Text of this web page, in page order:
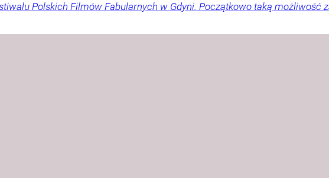
Polskich Filmów Fabularnych w Gdyni. Początkowo taką możliwość